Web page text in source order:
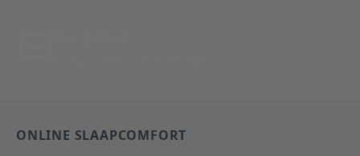
ONLINE SLAAPCOMFORT